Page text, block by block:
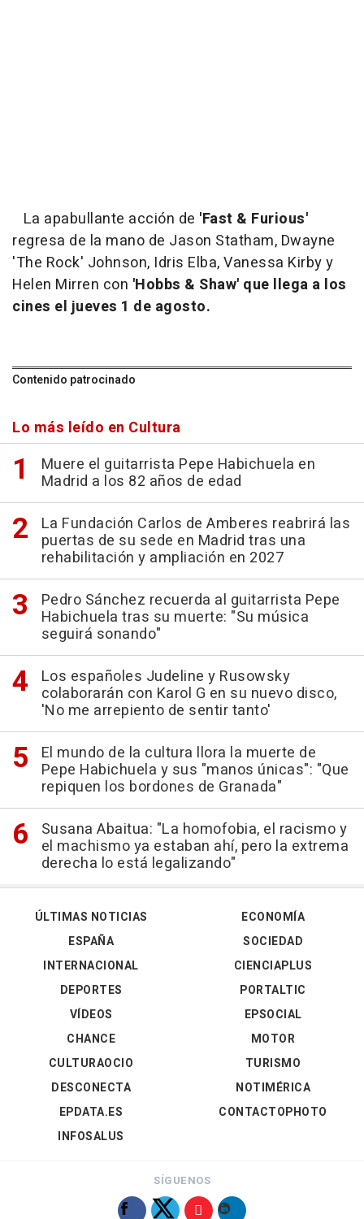
La apabullante acción de 'Fast & Furious'
regresa de la mano de Jason Statham, Dwayne
'The Rock' Johnson, Idris Elba, Vanessa Kirby y
Helen Mirren con 'Hobbs & Shaw' que llega a los
cines el jueves 1 de agosto.
Contenido patrocinado
Lo más leído en Cultura
Muere el guitarrista Pepe Habichuela en
Madrid a los 82 años de edad
La Fundación Carlos de Amberes reabrirá las
puertas de su sede en Madrid tras una
rehabilitación y ampliación en 2027
Pedro Sánchez recuerda al guitarrista Pepe
Habichuela tras su muerte: "Su música
seguirá sonando"
Los españoles Judeline y Rusowsky
colaborarán con Karol G en su nuevo disco,
'No me arrepiento de sentir tanto'
El mundo de la cultura llora la muerte de
Pepe Habichuela y sus "manos únicas": "Que
repiquen los bordones de Granada"
Susana Abaitua: "La homofobia, el racismo y
el machismo ya estaban ahí, pero la extrema
derecha lo está legalizando"
ÚLTIMAS NOTICIAS
ESPAÑA
INTERNACIONAL
DEPORTES
VÍDEOS
ECONOMÍA
SOCIEDAD
CIENCIAPLUS
PORTALTIC
EPSOCIAL
CHANCE
CULTURAOCIO
DESCONECTA
EPDATA.ES
INFOSALUS
MOTOR
TURISMO
NOTIMÉRICA
CONTACTOPHOTO
SÍGUENOS